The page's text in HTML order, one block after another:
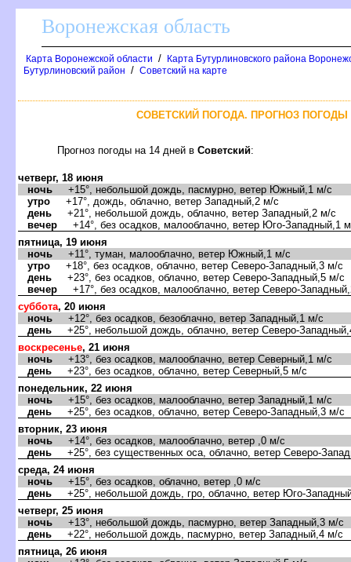
оронежская область
Карта Воронежской области /
Карта Бутурлиновского района
Бутурлиновский район / Советский на карте
СОВЕТСКИЙ ПОГОДА. ПРОГНОЗ
Прогноз погоды на 14 дней Советский:
четверг, 18 июня
ночь +15°, небольшой дождь, пасмурно, ветер Южный,1 м/с
утро +17°, дождь, облачно, ветер Западный,2 м/с
день +21°, небольшой дождь, облачно, ветер Западный,2 м/с
ечер +14°, без осадков, малооблачно, ветер Юго-Западный,1
пятница, 19 июня
ночь +11°, туман, малооблачно, ветер Южный,1 м/с
утро +18°, без осадков, облачно, ветер Северо-Западный,3 м/с
день +23°, без осадков, облачно, ветер Северо-Западный,5 м/с
ечер +17°, без осадков, малооблачно, ветер Северо-
суббота, 20 июня
ночь +12°, без осадков, безоблачно, ветер Западный,1 м/с
день +25°, небольшой дождь, облачно, ветер Северо-
оскресенье, 21 июня
ночь +13°, без осадков, малооблачно, ветер Северный,1 м/с
день +23°, без осадков, облачно, ветер Северный,5 м/с
понедельник, 22 июня
ночь +15°, без осадков, малооблачно, ветер Западный,1 м/с
день +25°, без осадков, облачно, ветер Северо-Западный,3 м/с
торник, 23 июня
ночь +14°, без осадков, малооблачно, ветер ,0 м/с
день +25°, без существенных оса, облачно, ветер Северо-
среда, 24 июня
ночь +15°, без осадков, облачно, ветер ,0 м/с
день +25°, небольшой дождь, гро, облачно, ветер Юго-
четверг, 25 июня
ночь +13°, небольшой дождь, пасмурно, ветер Западный,3 м/с
день +22°, небольшой дождь, пасмурно, ветер Западный,4 м/с
пятница, 26 июня